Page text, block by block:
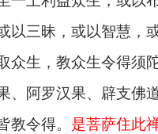
以三昧，或以智慧，
众生，教众生令得须
、阿罗汉果、辟支佛
教令得。 是菩萨住此